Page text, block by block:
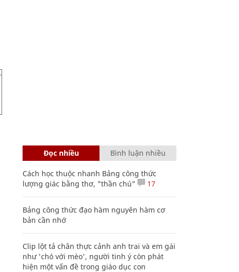
Đọc nhiều Bình luận nhiều
Cách học thuộc nhanh Bảng công thức
lượng giác bằng thơ, "thần chú"
17
Bảng công thức đạo hàm nguyên hàm cơ
bản cần nhớ
Clip lột tả chân thực cảnh anh trai và em gái
như 'chó với mèo', người tinh ý còn phát
hiện một vấn đề trong giáo dục con